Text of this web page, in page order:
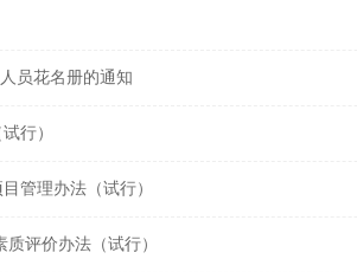
员花名册的通知
行）
管理办法（试行）
评价办法（试行）